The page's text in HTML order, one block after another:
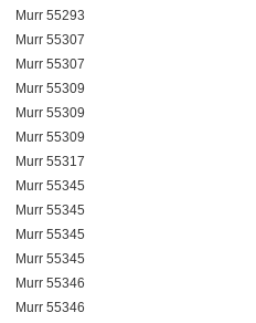
Murr 55293
Murr 55307
Murr 55307
Murr 55309
Murr 55309
Murr 55309
Murr 55317
Murr 55345
Murr 55345
Murr 55345
Murr 55345
Murr 55346
Murr 55346